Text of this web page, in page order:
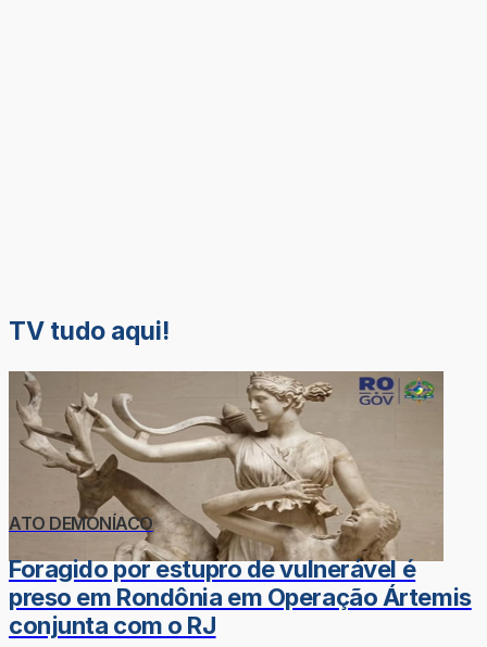
TV tudo aqui!
ATO DEMONÍACO
Foragido por estupro de vulnerável é
preso em Rondônia em Operação Ártemis
conjunta com o RJ